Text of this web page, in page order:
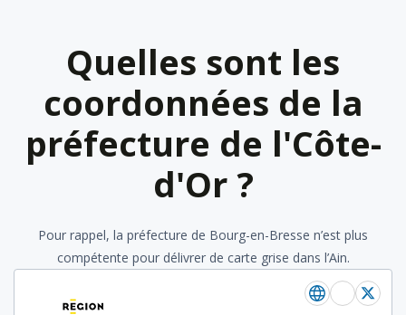
Quelles sont les
coordonnées de la
préfecture de l'Côte-
d'Or ?
Pour rappel, la préfecture de Bourg-en-Bresse n’est plus
compétente pour délivrer de carte grise dans l’Ain.